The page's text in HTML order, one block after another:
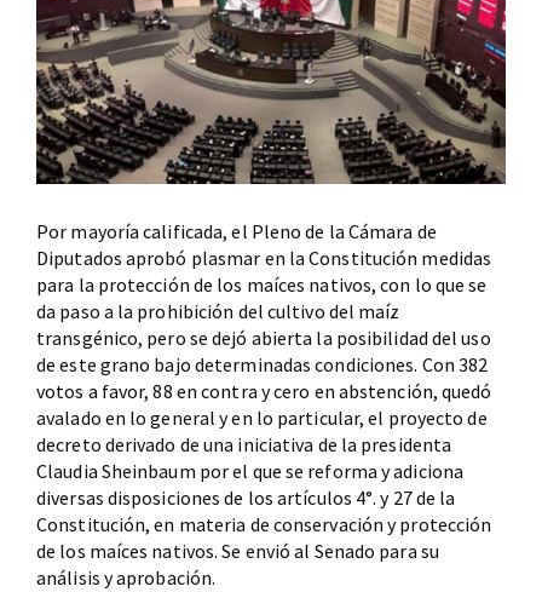
Por mayoría calificada, el Pleno de la Cámara de
Diputados aprobó plasmar en la Constitución medidas
para la protección de los maíces nativos, con lo que se
da paso a la prohibición del cultivo del maíz
transgénico, pero se dejó abierta la posibilidad del uso
de este grano bajo determinadas condiciones. Con 382
votos a favor, 88 en contra y cero en abstención, quedó
avalado en lo general y en lo particular, el proyecto de
decreto derivado de una iniciativa de la presidenta
Claudia Sheinbaum por el que se reforma y adiciona
diversas disposiciones de los artículos 4°. y 27 de la
Constitución, en materia de conservación y protección
de los maíces nativos. Se envió al Senado para su
análisis y aprobación.